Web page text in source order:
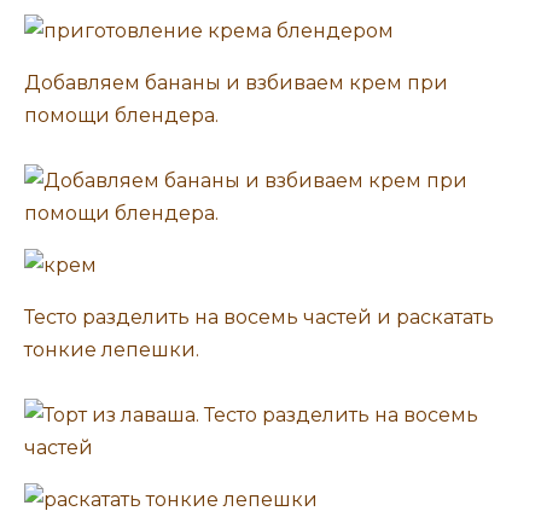
Добавляем бананы и взбиваем крем при
помощи блендера.
Тесто разделить на восемь частей и раскатать
тонкие лепешки.